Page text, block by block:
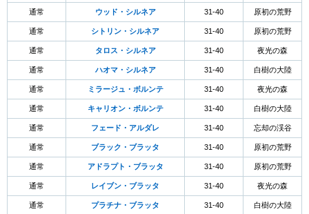
通常 ウッド・シルネア 31-40 原初の荒野
通常 シトリン・シルネア 31-40 原初の荒野
通常 タロス・シルネア 31-40 夜光の森
通常 ハオマ・シルネア 31-40 白樹の大陸
通常 ミラージュ・ボルンテ 31-40 夜光の森
通常 キャリオン・ボルンテ 31-40 白樹の大陸
通常 フェード・アルダレ 31-40 忘却の渓谷
通常 ブラック・ブラッタ 31-40 原初の荒野
通常 アドラプト・ブラッタ 31-40 原初の荒野
通常 レイブン・ブラッタ 31-40 夜光の森
通常 プラチナ・ブラッタ 31-40 白樹の大陸